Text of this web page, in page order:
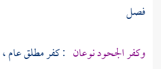
فصل
وكفر الجحود نوعان : كفر مطلق عام